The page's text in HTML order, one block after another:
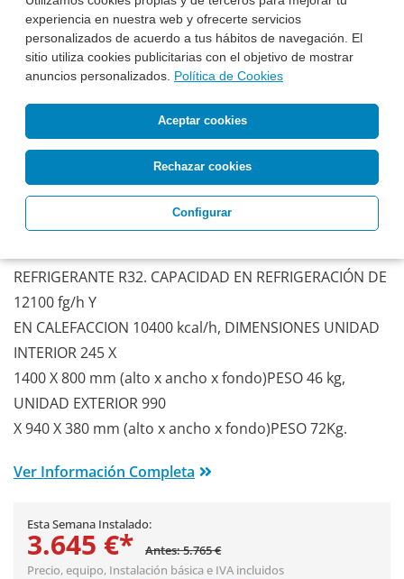
experiencia en nuestra web y ofrecerte servicios
personalizados de acuerdo a tus hábitos de navegación. El
sitio utiliza cookies publicitarias con el objetivo de mostrar
anuncios personalizados. Política de Cookies
Aceptar cookies
Rechazar cookies
Configurar
DAIKIN ADEAS125A
Aire Acondicionado Daikin CONDUCTOS ADEAS
AIRE ACONDICIONADO DAIKIN SPLIT CONDUCTOS
INVERTER
REFRIGERANTE R32. CAPACIDAD EN REFRIGERACIÓN DE
12100 fg/h Y
EN CALEFACCION 10400 kcal/h, DIMENSIONES UNIDAD
INTERIOR 245 X
1400 X 800 mm (alto x ancho x fondo)PESO 46 kg,
UNIDAD EXTERIOR 990
X 940 X 380 mm (alto x ancho x fondo)PESO 72Kg.
Ver Información Completa
Esta Semana Instalado:
3.645 €*
Antes: 5.765 €
Precio, equipo, Instalación básicae IVA incluidos